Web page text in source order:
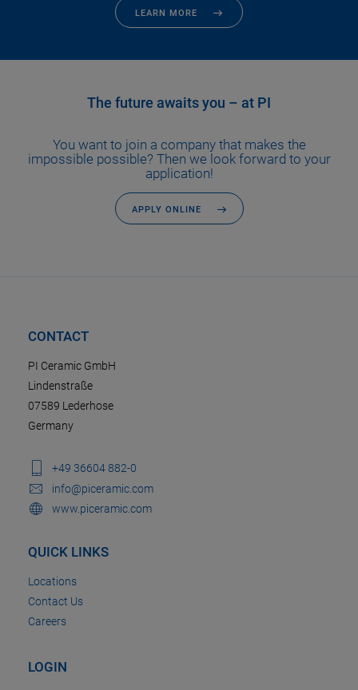
LEARN MORE
The future awaits you – at PI
You want to join a company that makes the
impossible possible? Then we look forward to your
application!
APPLY ONLINE
CONTACT
PI Ceramic GmbH
Lindenstraße
07589 Lederhose
Germany
+49 36604 882-0
info@piceramic.com
www.piceramic.com
QUICK LINKS
Locations
Contact Us
Careers
LOGIN